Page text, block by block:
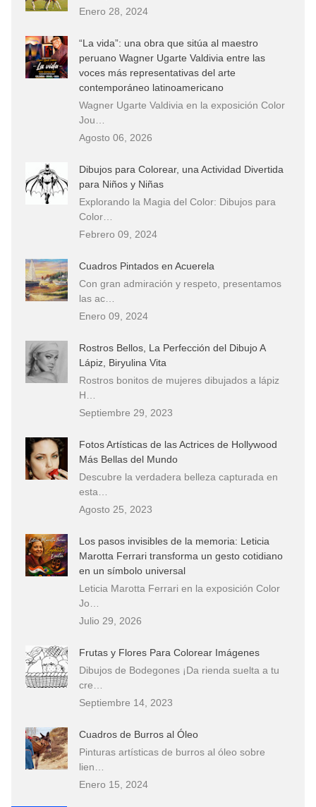
Enero 28, 2024
“La vida”: una obra que sitúa al maestro
peruano Wagner Ugarte Valdivia entre las
voces más representativas del arte
contemporáneo latinoamericano
Wagner Ugarte Valdivia en la exposición Color
Jou…
Agosto 06, 2026
Dibujos para Colorear, una Actividad Divertida
para Niños y Niñas
Explorando la Magia del Color: Dibujos para
Color…
Febrero 09, 2024
Cuadros Pintados en Acuerela
Con gran admiración y respeto, presentamos
las ac…
Enero 09, 2024
Rostros Bellos, La Perfección del Dibujo A
Lápiz, Biryulina Vita
Rostros bonitos de mujeres dibujados a lápiz
H…
Septiembre 29, 2023
Fotos Artísticas de las Actrices de Hollywood
Más Bellas del Mundo
Descubre la verdadera belleza capturada en
esta…
Agosto 25, 2023
Los pasos invisibles de la memoria: Leticia
Marotta Ferrari transforma un gesto cotidiano
en un símbolo universal
Leticia Marotta Ferrari en la exposición Color
Jo…
Julio 29, 2026
Frutas y Flores Para Colorear Imágenes
Dibujos de Bodegones ¡Da rienda suelta a tu
cre…
Septiembre 14, 2023
Cuadros de Burros al Óleo
Pinturas artísticas de burros al óleo sobre
lien…
Enero 15, 2024